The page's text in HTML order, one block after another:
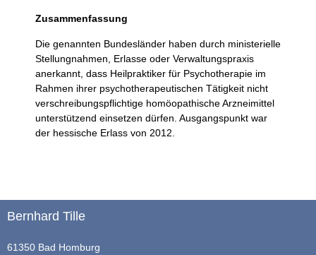
Zusammenfassung
Die genannten Bundesländer haben durch ministerielle
Stellungnahmen, Erlasse oder Verwaltungspraxis
anerkannt, dass Heilpraktiker für Psychotherapie im
Rahmen ihrer psychotherapeutischen Tätigkeit nicht
verschreibungspflichtige homöopathische Arzneimittel
unterstützend einsetzen dürfen. Ausgangspunkt war
der hessische Erlass von 2012.
Bernhard Tille
61350 Bad Homburg